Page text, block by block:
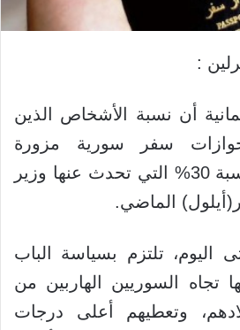
:
أن نسبة الأشخاص الذين
سفر سورية مزورة
انخفض كثيراً عن نسبة 30% التي تحدث عنها وزير
الماضي.
اليوم، تلتزم بسياسة الباب
تجاه السوريين الهاربين من
وتعطيهم أعلى درجات